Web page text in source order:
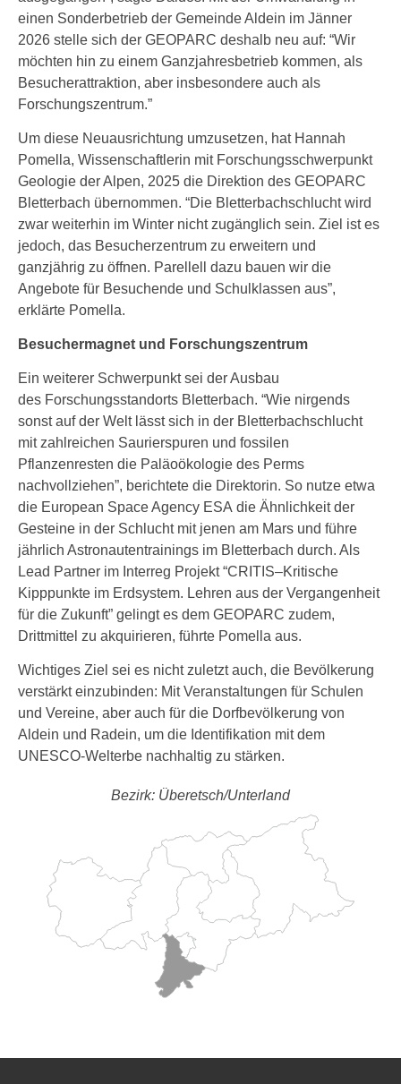
einen Sonderbetrieb der Gemeinde Aldein im Jänner
2026 stelle sich der GEOPARC deshalb neu auf: “Wir
möchten hin zu einem Ganzjahresbetrieb kommen, als
Besucherattraktion, aber insbesondere auch als
Forschungszentrum.”
Um diese Neuausrichtung umzusetzen, hat Hannah
Pomella, Wissenschaftlerin mit Forschungsschwerpunkt
Geologie der Alpen, 2025 die Direktion des GEOPARC
Bletterbach übernommen. “Die Bletterbachschlucht wird
zwar weiterhin im Winter nicht zugänglich sein. Ziel ist es
jedoch, das Besucherzentrum zu erweitern und
ganzjährig zu öffnen. Parellell dazu bauen wir die
Angebote für Besuchende und Schulklassen aus”,
erklärte Pomella.
Besuchermagnet und Forschungszentrum
Ein weiterer Schwerpunkt sei der Ausbau
des Forschungsstandorts Bletterbach. “Wie nirgends
sonst auf der Welt lässt sich in der Bletterbachschlucht
mit zahlreichen Saurierspuren und fossilen
Pflanzenresten die Paläoökologie des Perms
nachvollziehen”, berichtete die Direktorin. So nutze etwa
die European Space Agency ESA die Ähnlichkeit der
Gesteine in der Schlucht mit jenen am Mars und führe
jährlich Astronautentrainings im Bletterbach durch. Als
Lead Partner im Interreg Projekt “CRITIS–Kritische
Kipppunkte im Erdsystem. Lehren aus der Vergangenheit
für die Zukunft” gelingt es dem GEOPARC zudem,
Drittmittel zu akquirieren, führte Pomella aus.
Wichtiges Ziel sei es nicht zuletzt auch, die Bevölkerung
verstärkt einzubinden: Mit Veranstaltungen für Schulen
und Vereine, aber auch für die Dorfbevölkerung von
Aldein und Radein, um die Identifikation mit dem
UNESCO-Welterbe nachhaltig zu stärken.
Bezirk: Überetsch/Unterland